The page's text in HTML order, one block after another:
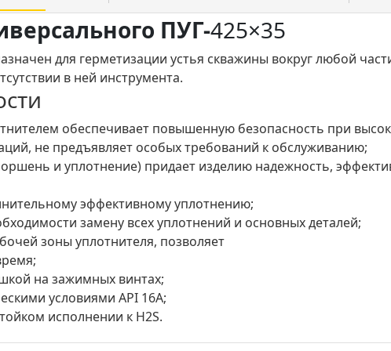
ПУГ-425×35
для герметизации устья скважины вокруг любой
в ней инструмента.
обеспечивает повышенную безопасность при
не предъявляет особых требований к обслуживанию;
и уплотнение) придает изделию надежность,
эффективному уплотнению;
замену всех уплотнений и основных деталей;
зоны уплотнителя, позволяет
на зажимных винтах;
условиями API 16А;
исполнении к H2S.